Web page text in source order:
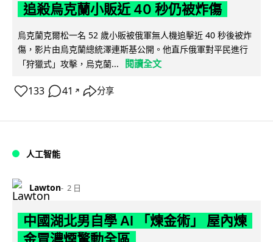
追殺烏克蘭小販近 40 秒仍被炸傷
烏克蘭克爾松一名 52 歲小販被俄軍無人機追擊近 40 秒後被炸
傷，影片由烏克蘭總統澤連斯基公開。他直斥俄軍對平民進行
「狩獵式」攻擊，烏克蘭...
閱讀全文
133 41 ↗ 分享
人工智能
Lawton 2 日
中國湖北男自學 AI 「煉金術」 屋內煉